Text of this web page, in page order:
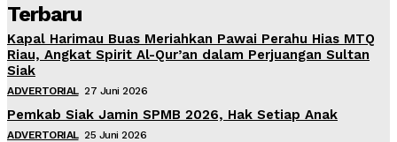
Terbaru
Kapal Harimau Buas Meriahkan Pawai Perahu Hias MTQ
Riau, Angkat Spirit Al-Qur’an dalam Perjuangan Sultan
Siak
ADVERTORIAL 27 Juni 2026
Pemkab Siak Jamin SPMB 2026, Hak Setiap Anak
ADVERTORIAL 25 Juni 2026